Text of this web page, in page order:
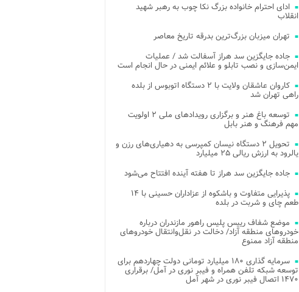
ادای احترام خانواده بزرگ نکا چوب به رهبر شهید
انقلاب
تهران میزبان بزرگ‌ترین بدرقه تاریخ معاصر
جاده جایگزین سد هراز آسفالت شد / عملیات
ایمن‌سازی و نصب تابلو و علائم ایمنی در حال انجام است
کاروان عاشقان ولایت با ۲ دستگاه اتوبوس از بلده
راهی تهران شد
توسعه باغ هنر و برگزاری رویدادهای ملی ۲ اولویت
مهم فرهنگ و هنر بابل
تحویل ۲ دستگاه نیسان کمپرسی به دهیاری‌های رزن و
یالرود به ارزش ریالی ۲۵ میلیارد
جاده جایگزین سد هراز تا هفته آینده افتتاح می‌شود
پذیرایی متفاوت و باشکوه از عزاداران حسینی با ۱۴
طعم چای و شربت در بلده
موضع شفاف رییس پلیس راهور مازندران درباره
خودروهای منطقه آزاد/ دخالت در نقل‌وانتقال خودروهای
منطقه آزاد ممنوع
سرمایه گذاری ۱۸۰ میلیارد تومانی دولت چهاردهم برای
توسعه شبکه تلفن همراه و فیبر نوری در آمل/ برقراری
۱۴۷۰ اتصال فیبر نوری در شهر آمل